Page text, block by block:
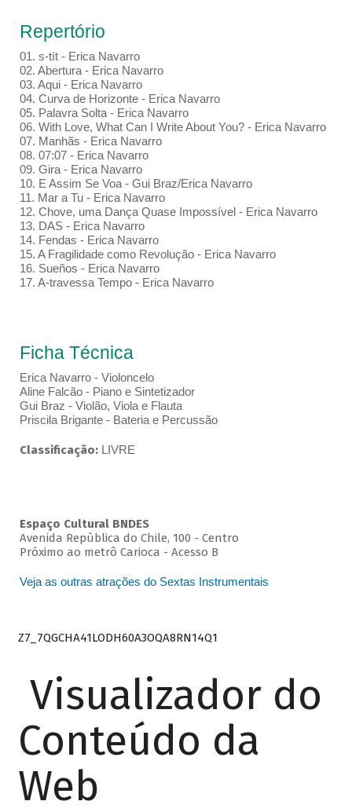
Repertório
01. s-tít - Erica Navarro
02. Abertura - Erica Navarro
03. Aqui - Erica Navarro
04. Curva de Horizonte - Erica Navarro
05. Palavra Solta - Erica Navarro
06. With Love, What Can I Write About You? - Erica Navarro
07. Manhãs - Erica Navarro
08. 07:07 - Erica Navarro
09. Gira - Erica Navarro
10. E Assim Se Voa - Gui Braz/Erica Navarro
11. Mar a Tu - Erica Navarro
12. Chove, uma Dança Quase Impossível - Erica Navarro
13. DAS - Erica Navarro
14. Fendas - Erica Navarro
15. A Fragilidade como Revolução - Erica Navarro
16. Sueños - Erica Navarro
17. A-travessa Tempo - Erica Navarro
Ficha Técnica
Erica Navarro - Violoncelo
Aline Falcão - Piano e Sintetizador
Gui Braz - Violão, Viola e Flauta
Priscila Brigante - Bateria e Percussão
Classificação: LIVRE
Espaço Cultural BNDES
Avenida República do Chile, 100 - Centro
Próximo ao metrô Carioca - Acesso B
Veja as outras atrações do Sextas Instrumentais
Z7_7QGCHA41LODH60A3OQA8RN14Q1
Visualizador do
Conteúdo da
Web